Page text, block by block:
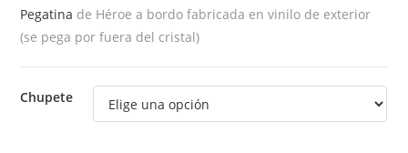
Pegatina de Héroe a bordo fabricada en vinilo de exterior
(se pega por fuera del cristal)
Chupete